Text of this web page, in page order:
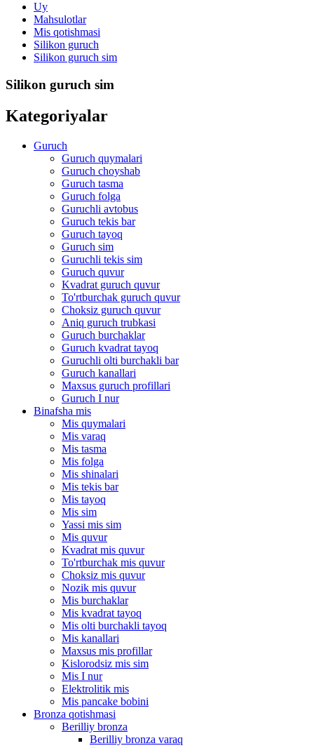
Uy
Mahsulotlar
Mis qotishmasi
Silikon guruch
Silikon guruch sim
Silikon guruch sim
Kategoriyalar
Guruch
Guruch quymalari
Guruch choyshab
Guruch tasma
Guruch folga
Guruchli avtobus
Guruch tekis bar
Guruch tayoq
Guruch sim
Guruchli tekis sim
Guruch quvur
Kvadrat guruch quvur
To'rtburchak guruch quvur
Choksiz guruch quvur
Aniq guruch trubkasi
Guruch burchaklar
Guruch kvadrat tayoq
Guruchli olti burchakli bar
Guruch kanallari
Maxsus guruch profillari
Guruch I nur
Binafsha mis
Mis quymalari
Mis varaq
Mis tasma
Mis folga
Mis shinalari
Mis tekis bar
Mis tayoq
Mis sim
Yassi mis sim
Mis quvur
Kvadrat mis quvur
To'rtburchak mis quvur
Choksiz mis quvur
Nozik mis quvur
Mis burchaklar
Mis kvadrat tayoq
Mis olti burchakli tayoq
Mis kanallari
Maxsus mis profillar
Kislorodsiz mis sim
Mis I nur
Elektrolitik mis
Mis pancake bobini
Bronza qotishmasi
Berilliy bronza
Berilliy bronza varaq